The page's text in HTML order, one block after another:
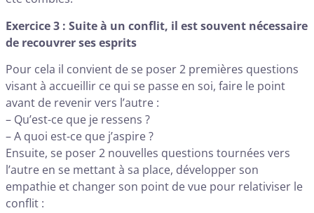
Exercice 3 : Suite à un conflit, il est souvent nécessaire
de recouvrer ses esprits
Pour cela il convient de se poser 2 premières questions
visant à accueillir ce qui se passe en soi, faire le point
avant de revenir vers l’autre :
– Qu’est-ce que je ressens ?
– A quoi est-ce que j’aspire ?
Ensuite, se poser 2 nouvelles questions tournées vers
l’autre en se mettant à sa place, développer son
empathie et changer son point de vue pour relativiser le
conflit :